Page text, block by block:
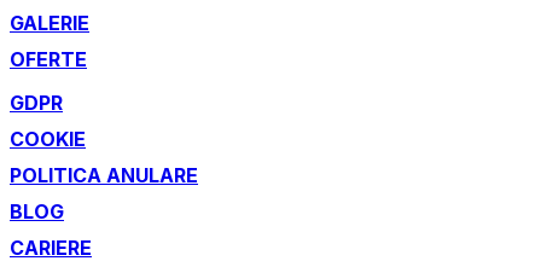
GALERIE
OFERTE
GDPR
COOKIE
POLITICA ANULARE
BLOG
CARIERE